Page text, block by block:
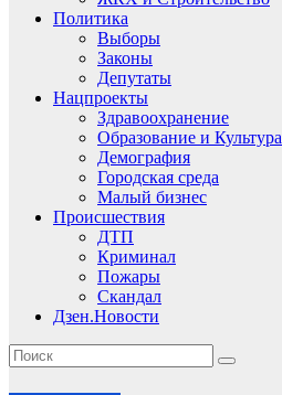
Политика
Выборы
Законы
Депутаты
Нацпроекты
Здравоохранение
Образование и Культура
Демография
Городская среда
Малый бизнес
Происшествия
ДТП
Криминал
Пожары
Скандал
Дзен.Новости